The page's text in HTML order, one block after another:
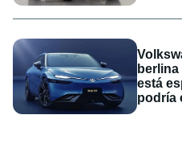
está
podría